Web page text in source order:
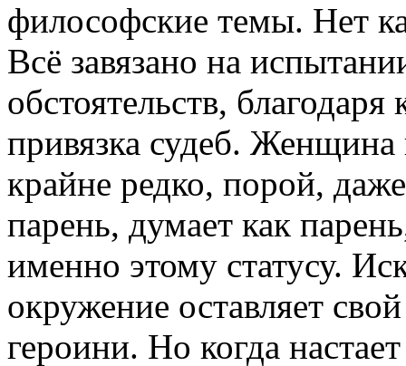
философские темы. Нет
Всё завязано на
обстоятельств,
привязка судеб. Женщина
крайне редко, порой,
парень, думает как
именно этому статусу.
окружение оставляет
героини. Но когда